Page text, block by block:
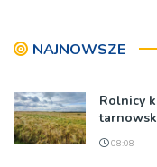
NAJNOWSZE
Rolnicy
08:08